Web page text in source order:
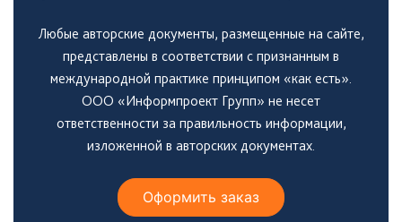
Любые авторские документы, размещенные на сайте,
представлены в соответствии с признанным в
международной практике принципом «как есть».
ООО «Информпроект Групп» не несет
ответственности за правильность информации,
изложенной в авторских документах.
Оформить заказ